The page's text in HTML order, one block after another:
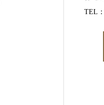
TEL